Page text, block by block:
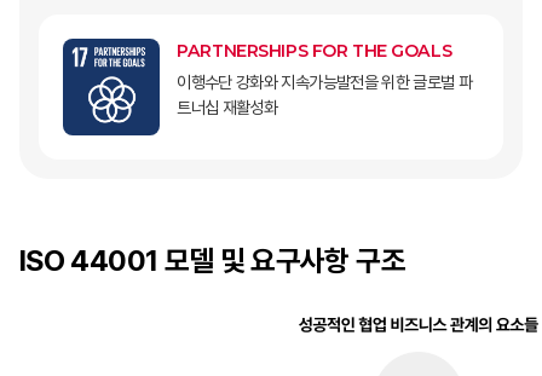
PARTNERSHIPS FOR THE GOALS
이행수단 강화와 지속가능발전을 위한 글로벌 파
트너십 재활성화
ISO 44001 모델 및 요구사항 구조